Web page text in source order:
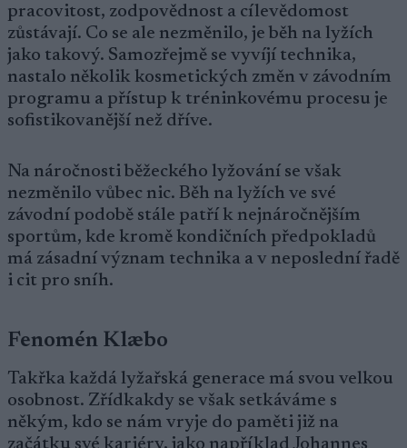
pracovitost, zodpovědnost a cílevědomost
zůstávají. Co se ale nezměnilo, je běh na lyžích
jako takový. Samozřejmě se vyvíjí technika,
nastalo několik kosmetických změn v závodním
programu a přístup k tréninkovému procesu je
sofistikovanější než dříve.
Na náročnosti běžeckého lyžování se však
nezměnilo vůbec nic. Běh na lyžích ve své
závodní podobě stále patří k nejnáročnějším
sportům, kde kromě kondičních předpokladů
má zásadní význam technika a v neposlední řadě
i cit pro sníh.
Fenomén Klæbo
Takřka každá lyžařská generace má svou velkou
osobnost. Zřídkakdy se však setkáváme s
někým, kdo se nám vryje do paměti již na
začátku své kariéry, jako například Johannes